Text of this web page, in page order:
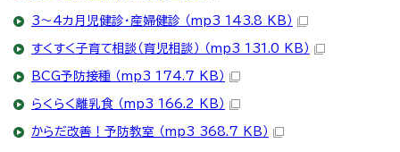
3～4カ月児健診・産婦健診 （mp3 143.8 KB）
すくすく子育て相談（育児相談） （mp3 131.0 KB）
BCG予防接種 （mp3 174.7 KB）
らくらく離乳食 （mp3 166.2 KB）
からだ改善！予防教室 （mp3 368.7 KB）